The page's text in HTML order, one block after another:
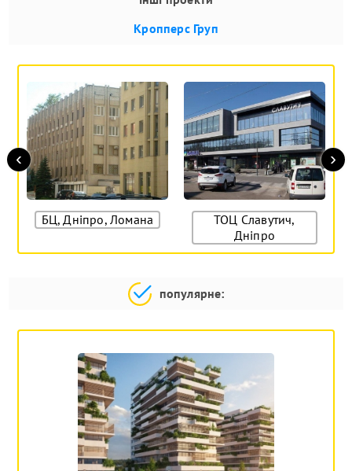
Кропперс Груп
БЦ, Дніпро, Ломана
ТОЦ Славутич,
Дніпро
‹ ›
популярне: